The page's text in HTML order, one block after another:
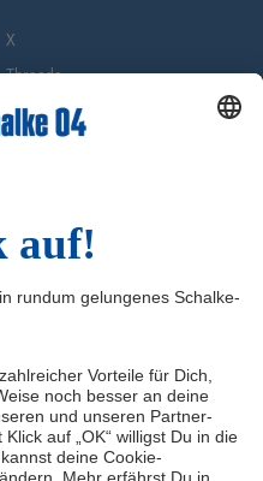
Quicklinks
Shop
Schalke TV
VELTINS-Arena
Knappenschmiede
X
Threads
WhatsApp